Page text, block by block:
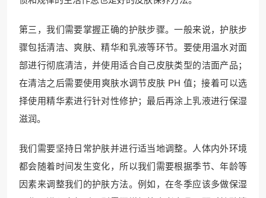
第三，我们需要掌握正确的护肤步骤。一般来说，护肤步
骤包括清洁、爽肤、精华和乳液等环节。要使用温水对面
部进行彻底清洁，并使用适合自己皮肤类型的洁面产品；
在清洁之后需要使用爽肤水调节皮肤 PH 值；接着可以选
择使用精华素进行针对性修护；最后再涂上乳液进行保湿
滋润。
我们需要坚持日常护肤并进行适当地调整。人体内外环境
都会随着时间发生变化，所以我们需要根据季节、年龄等
因素来调整我们的护肤方法。例如，在冬季应该多做保湿